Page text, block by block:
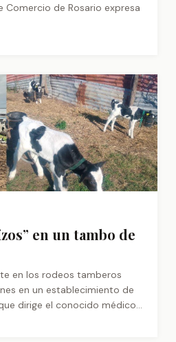
Comercio de Rosario expresa
en un tambo de
en los rodeos tamberos
en un establecimiento de
dirige el conocido médico...